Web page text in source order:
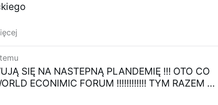
SIĘ NA NASTEPNĄ PLANDEMIĘ !!! OTO CO
ECONIMIC FORUM !!!!!!!!!!!! TYM RAZEM …